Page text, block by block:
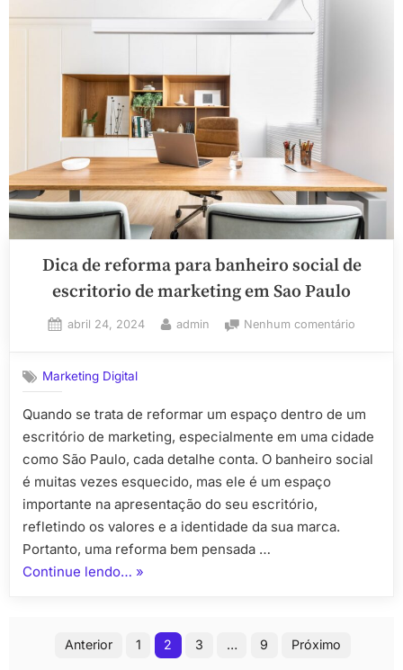
com
Melhores
Retornos:
Dicas
Exclusivas”
Dica de reforma para banheiro social de
escritorio de marketing em Sao Paulo
Posted
abril 24, 2024 By
admin Nenhum comentárioem
banheiro
social
de
Marketing Digital
Quando se trata de reformar um espaço dentro de um
escritório de marketing, especialmente em uma cidade
como São Paulo, cada detalhe conta. O banheiro social
é muitas vezes esquecido, mas ele é um espaço
importante na apresentação do seu escritório,
refletindo os valores e a identidade da sua marca.
Portanto, uma reforma bem pensada …
Continue lendo… “Dica
para
banheiro
»
Paginação
Anterior 1 2 3 … 9 Próximo